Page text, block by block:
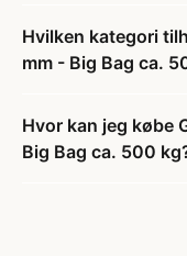
Hvilken kategori
mm - Big Bag ca.
Hvor kan jeg købe
Big Bag ca. 500